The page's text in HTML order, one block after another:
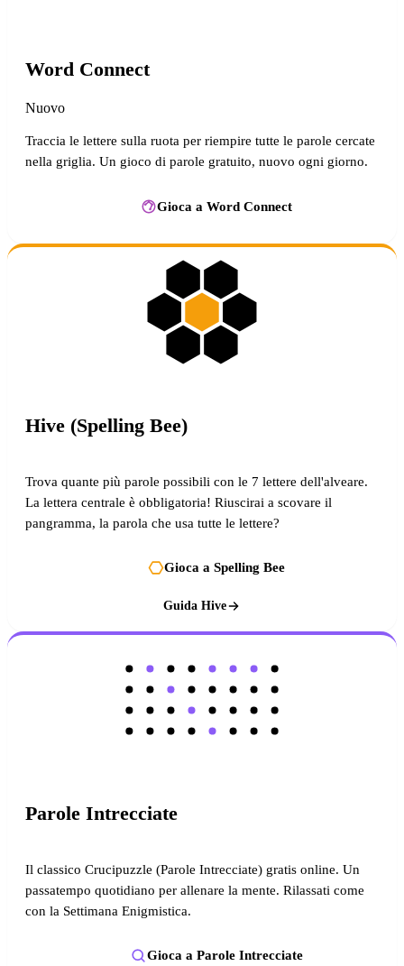
Word Connect
Nuovo
Traccia le lettere sulla ruota per riempire tutte le parole cercate
nella griglia. Un gioco di parole gratuito, nuovo ogni giorno.
Gioca a Word Connect
Hive (Spelling Bee)
Trova quante più parole possibili con le 7 lettere dell'alveare.
La lettera centrale è obbligatoria! Riuscirai a scovare il
pangramma, la parola che usa tutte le lettere?
Gioca a Spelling Bee
Guida Hive
Parole Intrecciate
Il classico Crucipuzzle (Parole Intrecciate) gratis online. Un
passatempo quotidiano per allenare la mente. Rilassati come
con la Settimana Enigmistica.
Gioca a Parole Intrecciate